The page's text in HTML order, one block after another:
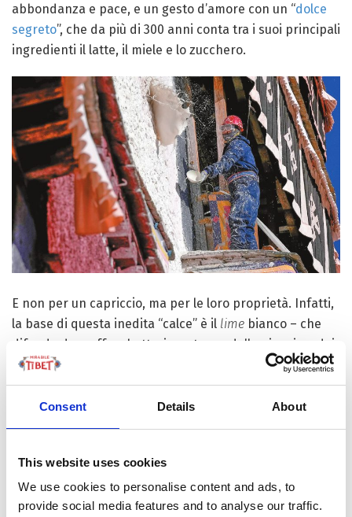
Consent Details About
This website uses cookies
We use cookies to personalise content and ads, to
provide social media features and to analyse our traffic.
abbondanza e pace, e un gesto d’amore con un “dolce
segreto”, che da più di 300 anni conta tra i suoi principali
ingredienti il latte, il miele e lo zucchero.
E non per un capriccio, ma per le loro proprietà. Infatti,
la base di questa inedita “calce” è il lime bianco – che
difende da muffe e batteri, protegge dalla pioggia e dai
raggi UV, regola dunque l’umidità e, assorbendo il CO2
dall’aria, diventa parte integrante del muro, garantendo
un’ottima qualità dell’aria all’interno. Il latte, spesso di
Yak, fa da colla e respinge i funghi mentre il miele e lo
difendendo così le pareti dalle infiltrazioni d’acqua
piovana e dallo scrostamento. Con l’aggiunta dei
pigmenti naturali per il rosso e dello zafferano per il